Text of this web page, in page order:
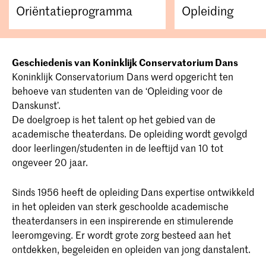
Oriëntatieprogramma Opleiding
Geschiedenis van Koninklijk Conservatorium Dans
Koninklijk Conservatorium Dans werd opgericht ten
behoeve van studenten van de ‘Opleiding voor de
Danskunst’.
De doelgroep is het talent op het gebied van de
academische theaterdans. De opleiding wordt gevolgd
door leerlingen/studenten in de leeftijd van 10 tot
ongeveer 20 jaar.
Sinds 1956 heeft de opleiding Dans expertise ontwikkeld
in het opleiden van sterk geschoolde academische
theaterdansers in een inspirerende en stimulerende
leeromgeving. Er wordt grote zorg besteed aan het
ontdekken, begeleiden en opleiden van jong danstalent.